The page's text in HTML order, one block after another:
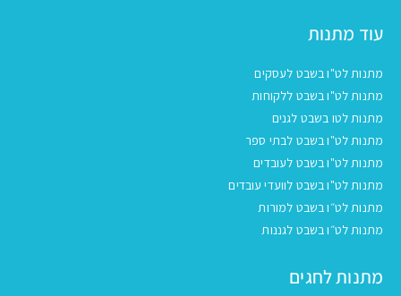
עוד מתנות
מתנות לט"ו בשבט לעסקים
מתנות לט"ו בשבט ללקוחות
מתנות לטו בשבט לגנים
מתנות לט"ו בשבט לבתי ספר
מתנות לט"ו בשבט לעובדים
מתנות לט"ו בשבט לוועדי עובדים
מתנות לט״ו בשבט למורות
מתנות לט״ו בשבט לגננות
מתנות לחגים